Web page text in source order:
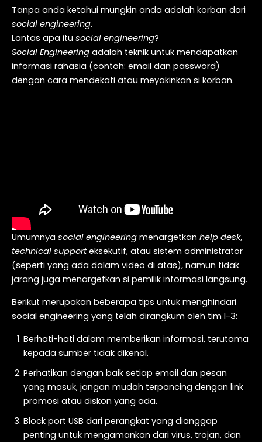
Tanpa anda ketahui mungkin anda adalah korban dari
social engineering.
Lantas apa itu social engineering?
Social Engineering adalah teknik untuk mendapatkan
informasi rahasia (contoh: email dan password)
dengan cara mendekati atau meyakinkan si korban.
Umumnya social engineering menargetkan help desk,
technical supporteksekutif, atau sistem administrator
(seperti yang ada dalam video di atas), namun tidak
jarang juga menargetkan si pemilik informasi langsung.
Berikut merupakan beberapa tips untuk menghindari
social engineering yang telah dirangkum oleh tim I-3:
Berhati-hati dalam memberikan informasi, terutama
kepada sumber tidak dikenal.
Perhatikan dengan baik setiap email dan pesan
yang masuk, jangan mudah terpancing dengan link
promosi atau diskon yang ada.
Block port USB dari perangkat yang dianggap
penting untuk mengamankan dari virus, trojan, dan